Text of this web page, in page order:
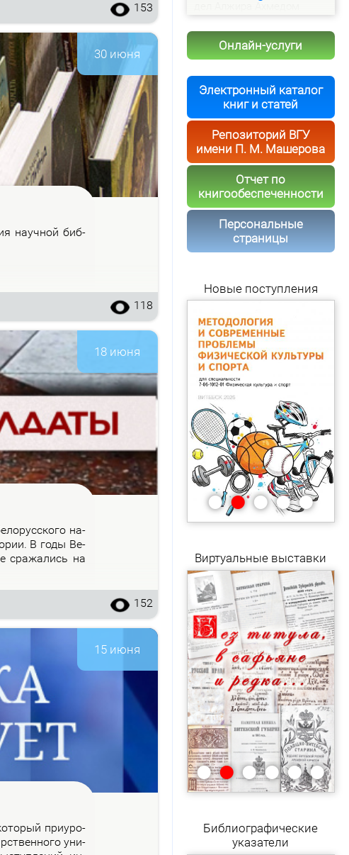
153
30 июня
на­уч­ной биб­
118
18 июня
на­
В го­ды Ве­
сра­жа­лись на
152
15 июня
при­уро­
уни­
Онлайн-услуги
Электронный каталог
книг и статей
Репозиторий ВГУ
имени П. М. Машерова
Отчет по
книгообеспеченности
Персональные
страницы
Новые поступления
•••••
Виртуальные выставки
••••••
Библиографические
указатели